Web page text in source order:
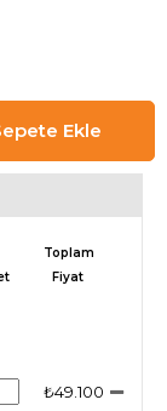
Toplam
Fiyat
₺49.100